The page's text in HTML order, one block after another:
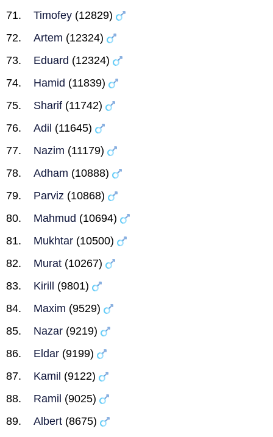
Timofey (12829)
Artem (12324)
Eduard (12324)
Hamid (11839)
Sharif (11742)
Adil (11645)
Nazim (11179)
Adham (10888)
Parviz (10868)
Mahmud (10694)
Mukhtar (10500)
Murat (10267)
Kirill
(9801)
Maxim (9529)
Nazar (9219)
Eldar (9199)
Kamil (9122)
Ramil (9025)
Albert (8675)